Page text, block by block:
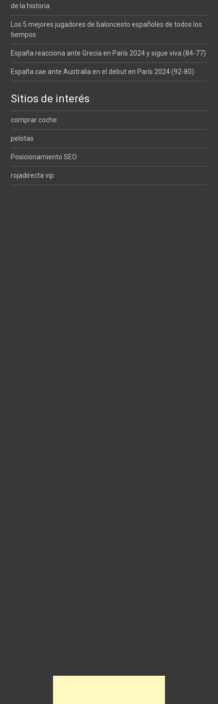
de la historia
Los 5 mejores jugadores de baloncesto españoles de todos los
tiempos
España reacciona ante Grecia en París 2024 y sigue viva (84-77)
España cae ante Australia en el debut en París 2024 (92-80)
Sitios de interés
comprar coche
pelotas
Posicionamiento SEO
rojadirecta vip